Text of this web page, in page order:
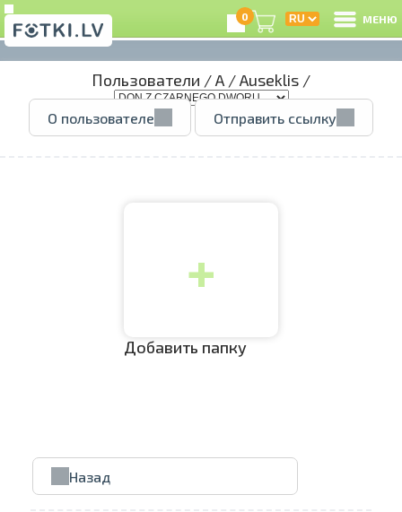
0 МЕНЮ
Пользователи /A /Auseklis /
О пользователе Отправить ссылку
+
Добавить папку
Назад